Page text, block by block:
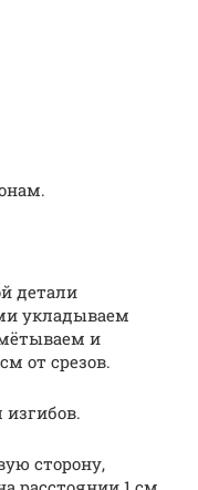
детали
укладываем
и
от срезов.
сторону,